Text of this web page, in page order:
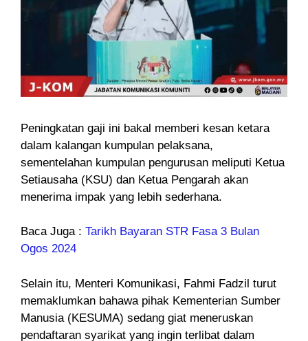
Peningkatan gaji ini bakal memberi kesan ketara
dalam kalangan kumpulan pelaksana,
sementelahan kumpulan pengurusan meliputi Ketua
Setiausaha (KSU) dan Ketua Pengarah akan
menerima impak yang lebih sederhana.
Baca Juga : Tarikh Bayaran STR Fasa 3 Bulan
Ogos 2024
Selain itu, Menteri Komunikasi, Fahmi Fadzil turut
memaklumkan bahawa pihak Kementerian Sumber
Manusia (KESUMA) sedang giat meneruskan
pendaftaran syarikat yang ingin terlibat dalam